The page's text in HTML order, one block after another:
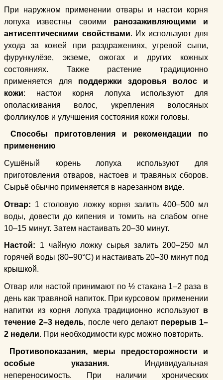
При наружном применении отвары и настои корня
лопуха известны своими ранозаживляющими и
антисептическими свойствами. Их используют для
ухода за кожей при раздражениях, угревой сыпи,
фурункулёзе, экземе, ожогах и других кожных
состояниях. Также растение традиционно
применяется для поддержки здоровья волос и
кожи: настои корня лопуха используют для
ополаскивания волос, укрепления волосяных
фолликулов и улучшения состояния кожи головы.
Способы приготовления и рекомендации по
применению
Сушёный корень лопуха используют для
приготовления отваров, настоев и травяных сборов.
Сырьё обычно применяется в нарезанном виде.
Отвар: 1 столовую ложку корня залить 400–500 мл
воды, довести до кипения и томить на слабом огне
10–15 минут. Затем настаивать 20–30 минут.
Настой: 1 чайную ложку сырья залить 200–250 мл
горячей воды (80–90°C) и настаивать 20–30 минут под
крышкой.
Отвар или настой принимают по ½ стакана 1–2 раза в
день как травяной напиток. При курсовом применении
напитки из корня лопуха традиционно используют в
течение 2–3 недель, после чего делают перерыв 1–
2 недели. При необходимости курс можно повторить.
Противопоказания, меры предосторожности и
особые указания.
Индивидуальная
непереносимость. При наличии хронических